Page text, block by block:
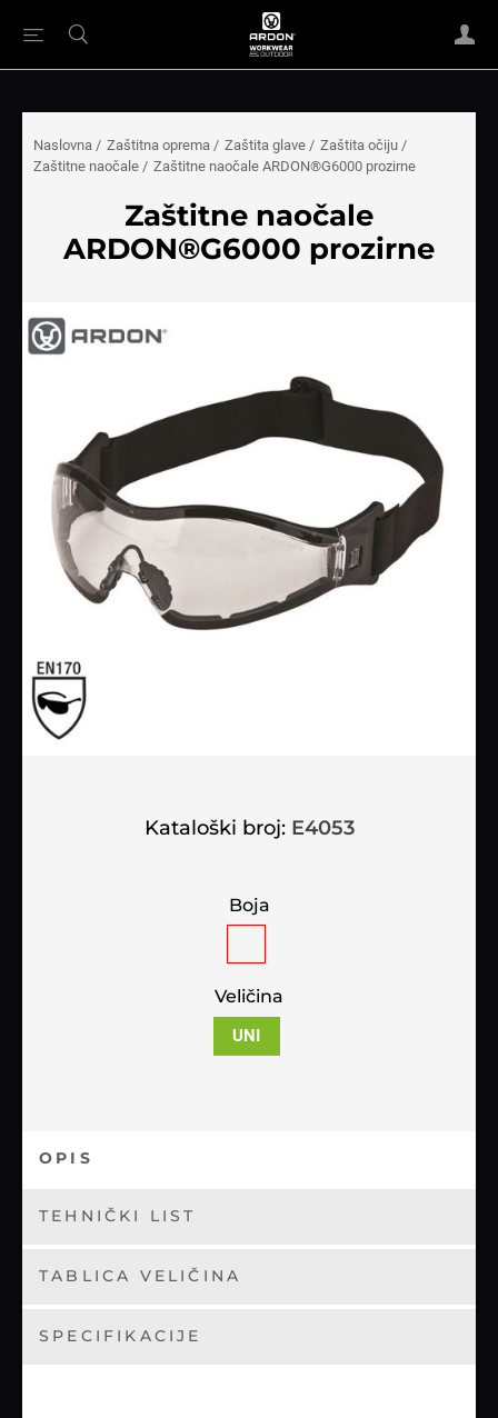
Naslovna / Zaštitna oprema / Zaštita glave / Zaštita očiju /
Zaštitne naočale / Zaštitne naočale ARDON®G6000 prozirne
Zaštitne naočale
ARDON®G6000 prozirne
Kataloški broj: E4053
Boja
Veličina
UNI
OPIS
TEHNIČKI LIST
TABLICA VELIČINA
SPECIFIKACIJE